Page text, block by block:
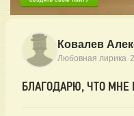
Ковалев
Любовная лирика·
БЛАГОДАРЮ, ЧТО МНЕ